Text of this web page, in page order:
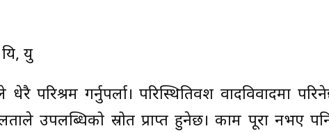
यु
धेरै परिश्रम गर्नुपर्ला। परिस्थितिवश वादविवादमा
उपलब्धिको स्रोत प्राप्त हुनेछ। काम पूरा नभए